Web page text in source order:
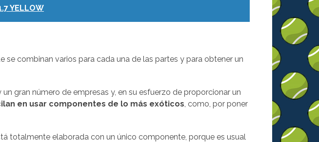
YELLOW
se combinan varios para cada una de las partes y para obtener un
gran número de empresas y, en su esfuerzo de proporcionar un
en usar componentes de lo más exóticos, como, por poner
totalmente elaborada con un único componente, porque es usual